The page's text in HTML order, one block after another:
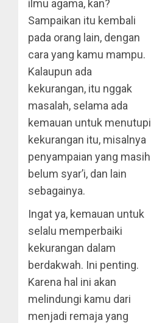
ilmu agama, kan?
Sampaikan itu kembali
pada orang lain, dengan
cara yang kamu mampu.
Kalaupun ada
kekurangan, itu nggak
masalah, selama ada
kemauan untuk menutupi
kekurangan itu, misalnya
penyampaian yang masih
belum syar’i, dan lain
sebagainya.
Ingat ya, kemauan untuk
selalu memperbaiki
kekurangan dalam
berdakwah. Ini penting.
Karena hal ini akan
melindungi kamu dari
menjadi remaja yang